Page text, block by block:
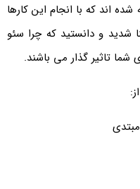
اند که با انجام این کارها
شدید و دانستید که چرا سئو
تاثیر گذار می باشند.